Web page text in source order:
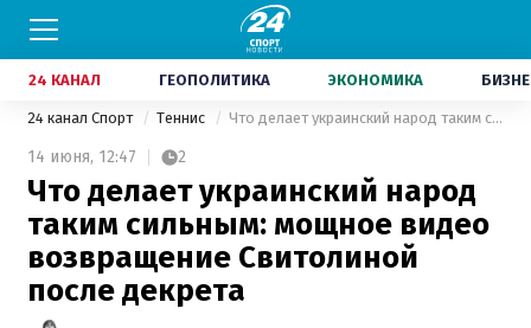
24 КАНАЛ ГЕОПОЛИТИКА ЭКОНОМИКА
24 канал Спорт Теннис Что делает украинский народ таким сильным: мощное видео возвращение Свитолиной после декрета
14 июня, 12:47 2
Что делает украинский народ
таким сильным: мощное видео
возвращение Свитолиной
после декрета